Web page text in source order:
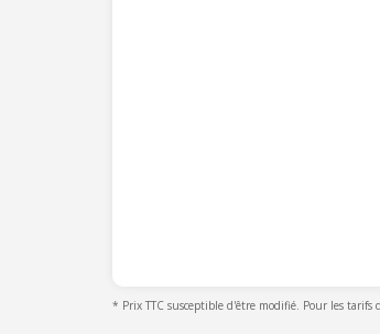
* Prix TTC susceptible d'être modifié. Pour les